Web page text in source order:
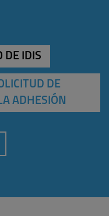
DE IDIS
DE
ADHESIÓN